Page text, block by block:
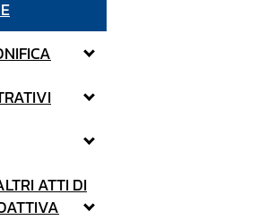
ATTI DI